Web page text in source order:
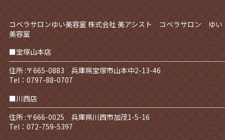
コベラサロンゆい美容室 株式会社 美アシスト コベラサロン ゆい
美容室
■宝塚山本店
住所 :〒665-0883 兵庫県宝塚市山本中2-13-46
Tel：0797-88-0707
■川西店
住所 :〒666-0025 兵庫県川西市加茂1-5-16
Tel：072-759-5397